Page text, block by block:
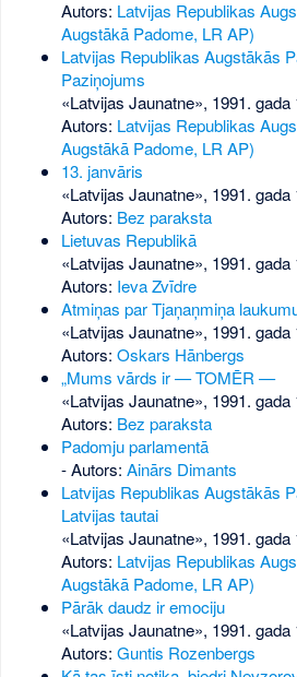
Autors: Latvijas Republikas
Augstākā Padome, LR AP)
Latvijas Republikas Augstākās
Paziņojums
«Latvijas Jaunatne», 1991.
Autors: Latvijas Republikas
Augstākā Padome, LR AP)
13. janvāris
«Latvijas Jaunatne», 1991.
Autors: Bez paraksta
Lietuvas Republikā
«Latvijas Jaunatne», 1991.
Autors: Ieva Zvīdre
Atmiņas par Tjaņaņmiņa
«Latvijas Jaunatne», 1991.
Autors: Oskars Hānbergs
„Mums vārds ir — TOMĒR —
«Latvijas Jaunatne», 1991.
Autors: Bez paraksta
Padomju parlamentā
- Autors: Ainārs Dimants
Latvijas Republikas Augstākās
Latvijas tautai
«Latvijas Jaunatne», 1991.
Autors: Latvijas Republikas
Augstākā Padome, LR AP)
Pārāk daudz ir emociju
«Latvijas Jaunatne», 1991.
Autors: Guntis Rozenbergs